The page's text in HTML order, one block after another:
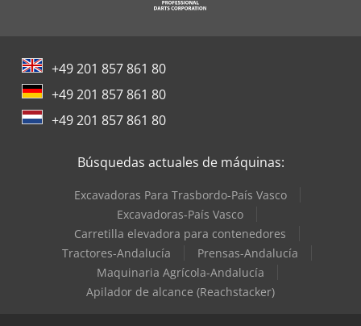
Siemens Motores Eléctricos
Terberg Tractor
Trane Aires Acondicionados
+49 201 857 861 80
+49 201 857 861 80
+49 201 857 861 80
Búsquedas actuales de máquinas:
Excavadoras Para Trasbordo-País Vasco
Excavadoras-País Vasco
Carretilla elevadora para contenedores
Tractores-Andalucía
Prensas-Andalucía
Maquinaria Agrícola-Andalucía
Apilador de alcance (Reachstacker)